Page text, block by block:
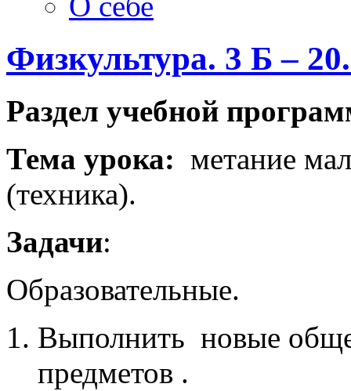
Физкультура. 3 Б –
Раздел учебной
Тема урока: метание
(техника).
Задачи:
Образовательные.
Выполнить новые
предметов .